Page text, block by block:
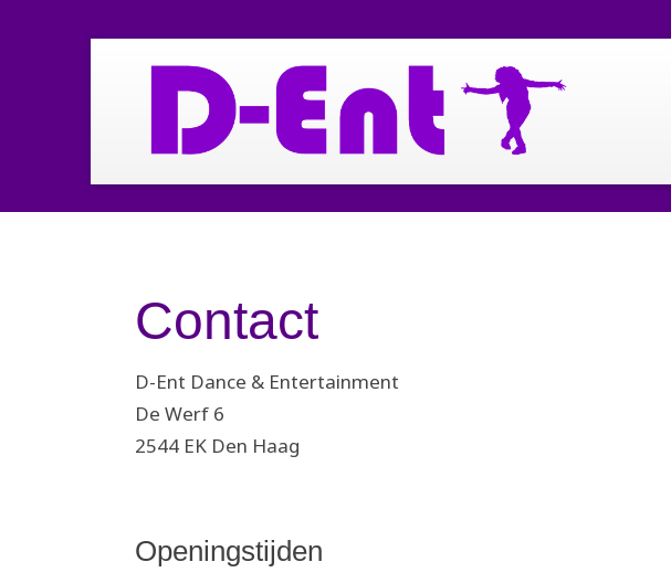
Contact
D-Ent Dance & Entertainment
De Werf 6
2544 EK Den Haag
Openingstijden